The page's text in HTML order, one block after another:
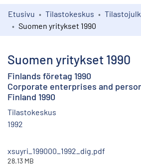
Kokoelmat
Etusivu Tilastokeskus
Suomen yritykset 1990
Suomen yritykset 1990
Finlands företag 1990
Corporate enterprises and
Finland 1990
Tilastokeskus
1992
xsuyri_199000_1992_dig.pdf
28.13 MB